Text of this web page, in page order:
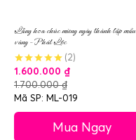
Lẵng hoa chúc mừng ngày thành lập mầu
vàng – Phát Lộc
(2)
1.600.000 ₫
1.700.000₫
Mã SP: ML-019
Mua Ngay